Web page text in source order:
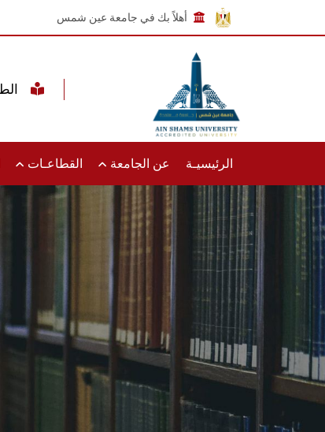
أهلاً بك في جامعة عين شمس
الرئيسيـة عن الجامعة القطاعـات